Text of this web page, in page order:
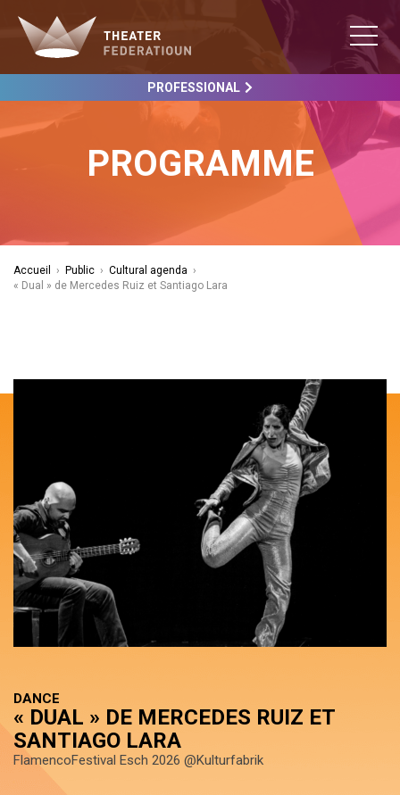
PROFESSIONAL
PROGRAMME
Accueil › Public › Cultural agenda ›
« Dual » de Mercedes Ruiz et Santiago Lara
DANCE
« DUAL » DE MERCEDES RUIZ ET
SANTIAGO LARA
FlamencoFestival Esch 2026 @Kulturfabrik